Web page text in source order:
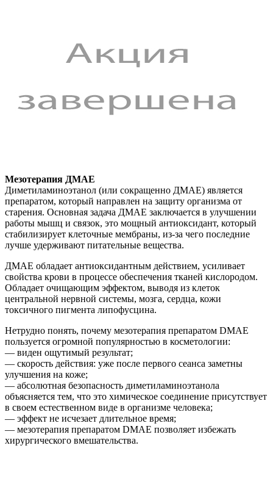
Мезотерапия ДМАЕ
Диметиламиноэтанол (или сокращенно ДМАЕ) является
препаратом, который направлен на защиту организма от
старения. Основная задача ДМАЕ заключается в улучшении
работы мышц и связок, это мощный антиоксидант, который
стабилизирует клеточные мембраны, из-за чего последние
лучше удерживают питательные вещества.
ДМАЕ обладает антиоксидантным действием, усиливает
свойства крови в процессе обеспечения тканей кислородом.
Обладает очищающим эффектом, выводя из клеток
центральной нервной системы, мозга, сердца, кожи
токсичного пигмента липофусцина.
Нетрудно понять, почему мезотерапия препаратом DMAE
пользуется огромной популярностью в косметологии:
— виден ощутимый результат;
— скорость действия: уже после первого сеанса заметны
улучшения на коже;
— абсолютная безопасность диметиламиноэтанола
объясняется тем, что это химическое соединение присутствует
в своем естественном виде в организме человека;
— эффект не исчезает длительное время;
— мезотерапия препаратом DMAE позволяет избежать
хирургического вмешательства.